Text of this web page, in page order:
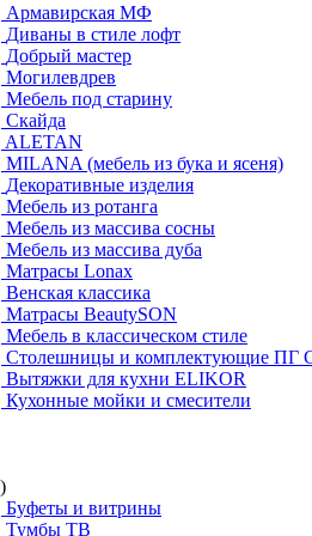
Армавирская МФ
Диваны в стиле лофт
Добрый мастер
Могилевдрев
Мебель под старину
Скайда
ALETAN
MILANA (мебель из бука и ясеня)
Декоративные изделия
Мебель из ротанга
Мебель из массива сосны
Мебель из массива дуба
Матрасы Lonax
Венская классика
Матрасы BeautySON
Мебель в классическом стиле
Столешницы и комплектующие ПГ
Вытяжки для кухни ELIKOR
Кухонные мойки и смесители
Буфеты и витрины
Тумбы ТВ